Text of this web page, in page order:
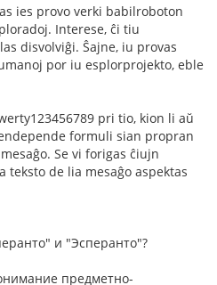
ies provo verki babilroboton
Interese, ĉi tiu
disvolviĝi. Ŝajne, iu provas
por iu esplorprojekto, eble
pri tio, kion li aŭ
formuli sian propran
Se vi forigas ĉiujn
de lia mesaĝo aspektas
и "Эсперанто"?
предметно-